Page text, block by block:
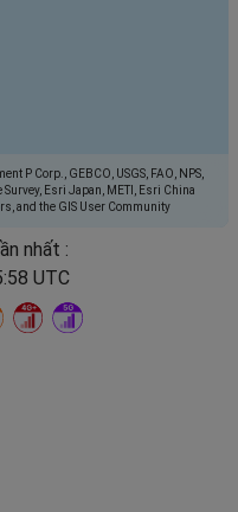
P Corp., GEBCO, USGS, FAO, NPS,
Esri Japan, METI, Esri China
and the GIS User Community
nhất :
UTC